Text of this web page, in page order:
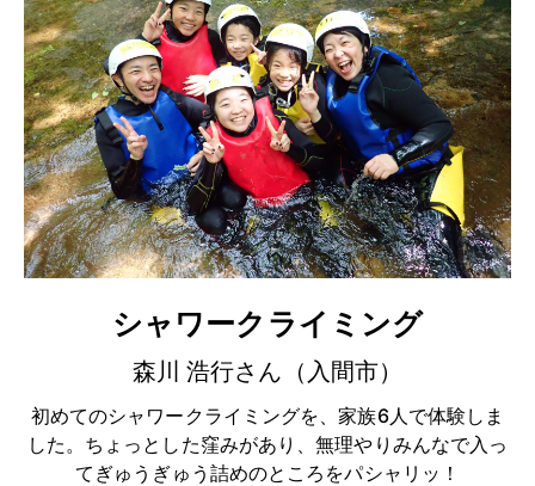
シャワークライミング
森川 浩行さん（入間市）
初めてのシャワークライミングを、家族6人で体験しま
した。ちょっとした窪みがあり、無理やりみんなで入っ
てぎゅうぎゅう詰めのところをパシャリッ！